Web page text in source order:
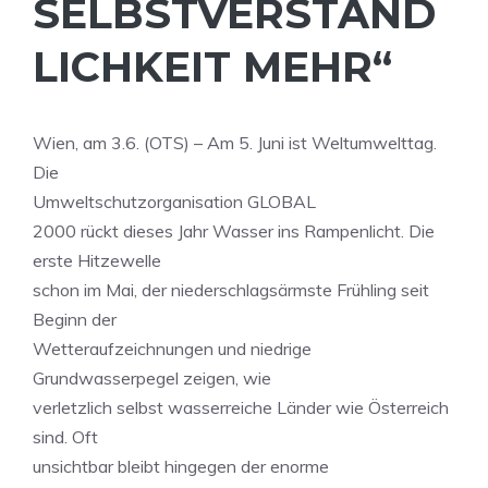
SELBSTVERSTÄND
LICHKEIT MEHR“
Wien, am 3.6. (OTS) – Am 5. Juni ist Weltumwelttag.
Die
Umweltschutzorganisation GLOBAL
2000 rückt dieses Jahr Wasser ins Rampenlicht. Die
erste Hitzewelle
schon im Mai, der niederschlagsärmste Frühling seit
Beginn der
Wetteraufzeichnungen und niedrige
Grundwasserpegel zeigen, wie
verletzlich selbst wasserreiche Länder wie Österreich
sind. Oft
unsichtbar bleibt hingegen der enorme